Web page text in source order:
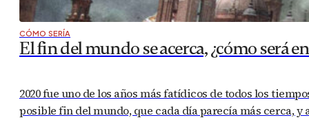
CÓMO SERÍA
El fin del mundo se acerca, ¿cómo será
2020 fue uno de los años más fatídicos de todos los
posible fin del mundo, que cada día parecía más cerca,